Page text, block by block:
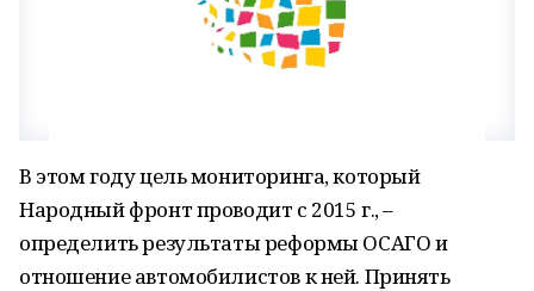
В этом году цель мониторинга, который
Народный фронт проводит с 2015 г., –
определить результаты реформы ОСАГО и
отношение автомобилистов к ней. Принять